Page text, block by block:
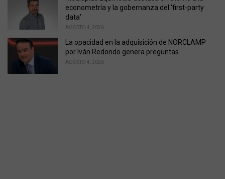
econometría y la gobernanza del 'first-party
data'
AGOSTO 4, 2026
La opacidad en la adquisición de NORCLAMP
por Iván Redondo genera preguntas
AGOSTO 4, 2026